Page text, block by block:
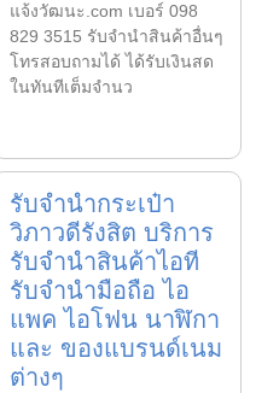
แจ้งวัฒนะ.com เบอร์ 098
829 3515 รับจำนำสินค้าอื่นๆ
โทรสอบถามได้ ได้รับเงินสด
ในทันทีเต็มจำนว
รับจำนำกระเป๋า
วิภาวดีรังสิต บริการ
รับจำนำสินค้าไอที
รับจำนำมือถือ ไอ
แพค ไอโฟน นาฬิกา
และ ของแบรนด์เนม
ต่างๆ